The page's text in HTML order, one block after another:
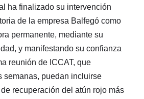
ha finalizado su intervención
de la empresa Balfegó como
permanente, mediante su
y manifestando su confianza
reunión de ICCAT, que
semanas, puedan incluirse
recuperación del atún rojo más